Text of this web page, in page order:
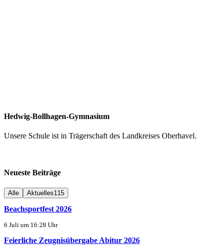
Hedwig-Bollhagen-Gymnasium
Unsere Schule ist in Trägerschaft des Landkreises Oberhavel.
Neueste Beiträge
Alle Aktuelles115
Beachsportfest 2026
6 Juli um 16:28 Uhr
Feierliche Zeugnisübergabe Abitur 2026